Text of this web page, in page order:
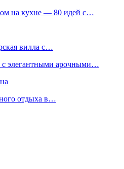
на кухне — 80 идей с…
вилла с…
с элегантными арочными…
отдыха в…